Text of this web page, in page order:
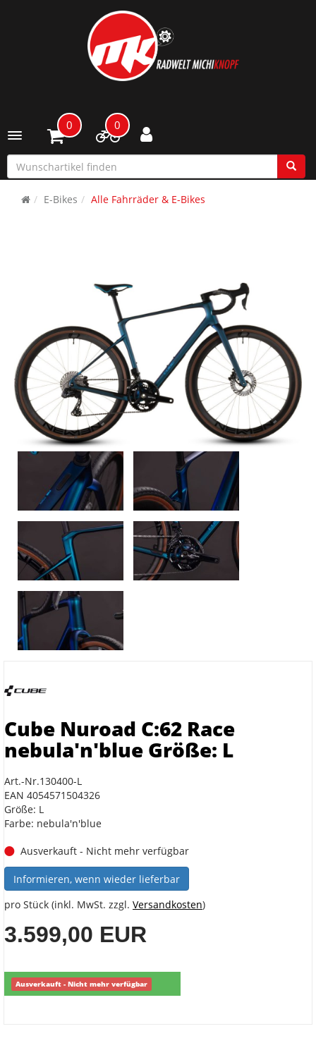
Toggle navigation
0 0
E-Bikes Alle Fahrräder & E-Bikes
Cube Nuroad C:62 Race
nebula'n'blue Größe: L
Art.-Nr.130400-L
EAN 4054571504326
Größe: L
Farbe: nebula'n'blue
Ausverkauft - Nicht mehr verfügbar
Informieren, wenn wieder lieferbar
pro Stück (inkl. MwSt. zzgl. Versandkosten)
3.599,00 EUR
Ausverkauft - Nicht mehr verfügbar